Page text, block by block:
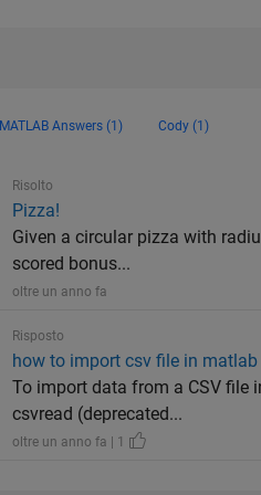
MATLAB Answers (1) Cody (1)
Risolto
Pizza!
Given a circular pizza with
scored bonus...
oltre un anno fa
Risposto
how to import csv file in matlab
To import data from a CSV file
csvread (deprecated...
oltre un anno fa | 1